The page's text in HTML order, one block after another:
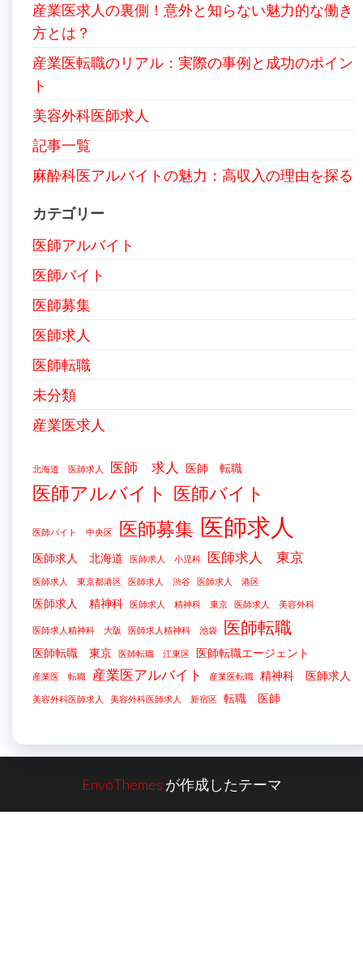
産業医求人の裏側！意外と知らない魅力的な働き
方とは？
産業医転職のリアル：実際の事例と成功のポイン
ト
美容外科医師求人
記事一覧
麻酔科医アルバイトの魅力：高収入の理由を探る
カテゴリー
医師アルバイト
医師バイト
医師募集
医師求人
医師転職
未分類
産業医求人
北海道 医師求人 医師 求人 医師 転職
医師アルバイト 医師バイト
医師バイト 中央区 医師募集 医師求人
医師求人 北海道 医師求人 小児科 医師求人 東京
医師求人 東京都港区 医師求人 渋谷 医師求人 港区
医師求人 精神科 医師求人 精神科 東京 医師求人 美容外科
医師求人精神科 大阪 医師求人精神科 池袋 医師転職
医師転職 東京 医師転職 江東区 医師転職エージェント
産業医 転職 産業医アルバイト 産業医転職 精神科 医師求人
美容外科医師求人 美容外科医師求人 新宿区 転職 医師
EnvoThemes が作成したテーマ